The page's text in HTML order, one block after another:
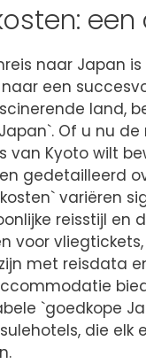
een
naar Japan
een
land,
Of u nu
van Kyoto wilt
gedetailleerd
variëren
reisstijl en
voor
met reisdata
`goedkope
die elk